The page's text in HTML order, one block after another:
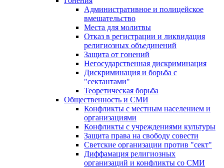
Административное и полицейское
вмешательство
Места для молитвы
Отказ в регистрации и ликвидация
религиозных объединений
Защита от гонений
Негосударственная дискриминация
Дискриминация и борьба с
"сектантами"
Теоретическая борьба
Общественность и СМИ
Конфликты с местным населением и
организациями
Конфликты с учреждениями культуры
Защита права на свободу совести
Светские организации против "сект"
Диффамация религиозных
организаций и конфликты со СМИ